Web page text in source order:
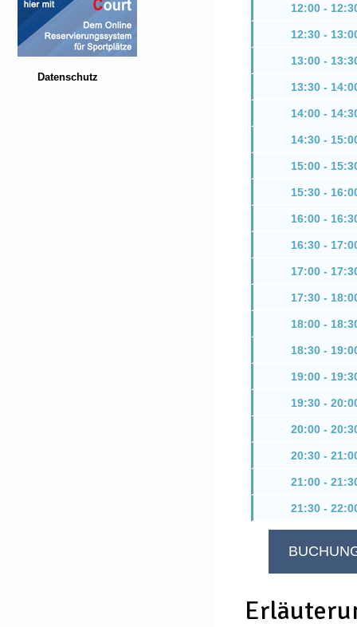
Datenschutz
12:00 -
12:30 -
13:00 -
13:30 -
14:00 -
14:30 -
15:00 -
15:30 -
16:00 -
16:30 -
17:00 -
17:30 -
18:00 -
18:30 -
19:00 -
19:30 -
20:00 -
20:30 -
21:00 -
21:30 -